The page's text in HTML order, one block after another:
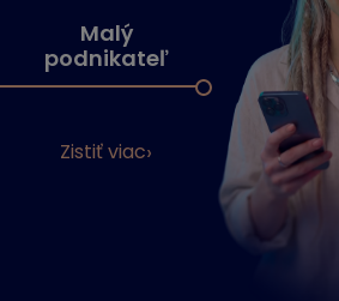
Malý
podnikateľ
Zistiť viac